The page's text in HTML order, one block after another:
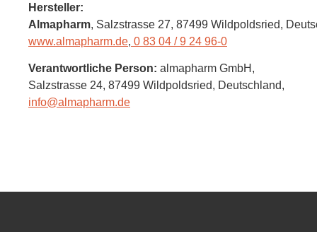
Hersteller:
Almapharm, Salzstrasse 27, 87499 Wildpoldsried,
www.almapharm.de, 0 83 04 / 9 24 96-0
Verantwortliche Person: almapharm GmbH,
Salzstrasse 24, 87499 Wildpoldsried, Deutschland,
info@almapharm.de